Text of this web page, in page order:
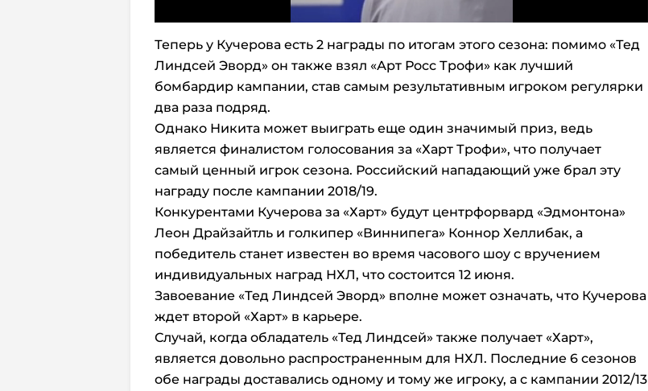
Теперь у Кучерова есть 2 награды по итогам этого сезона: помимо «Тед
Линдсей Эворд» он также взял «Арт Росс Трофи» как лучший
бомбардир кампании, став самым результативным игроком регулярки
два раза подряд.
Однако Никита может выиграть еще один значимый приз, ведь
является финалистом голосования за «Харт Трофи», что получает
самый ценный игрок сезона. Российский нападающий уже брал эту
награду после кампании 2018/19.
Конкурентами Кучерова за «Харт» будут центрфорвард «Эдмонтона»
Леон Драйзайтль и голкипер «Виннипега» Коннор Хеллибак, а
победитель станет известен во время часового шоу с вручением
индивидуальных наград НХЛ, что состоится 12 июня.
Завоевание «Тед Линдсей Эворд» вполне может означать, что Кучерова
ждет второй «Харт» в карьере.
Случай, когда обладатель «Тед Линдсей» также получает «Харт»,
является довольно распространенным для НХЛ. Последние 6 сезонов
обе награды доставались одному и тому же игроку, а с кампании 2012/13